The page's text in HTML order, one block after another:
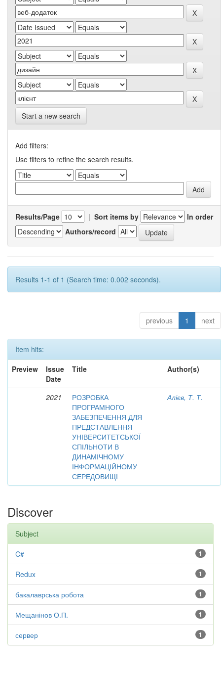
Start a new search
Add filters:
Use filters to refine the search results.
Results/Page | Sort items by
In order
Authors/record
Results 1-1 of 1 (Search time: 0.002 seconds).
previous 1 next
Item hits:
Preview
Issue
Date
Title Author(s)
2021
РОЗРОБКА
ПРОГРАМНОГО
ЗАБЕЗПЕЧЕННЯ ДЛЯ
ПРЕДСТАВЛЕННЯ
УНІВЕРСИТЕТСЬКОЇ
СПІЛЬНОТИ В
ДИНАМІЧНОМУ
ІНФОРМАЦІЙНОМУ
СЕРЕДОВИЩІ
Алієв, Т. Т.
Discover
Subject
1
C#
1
Redux
1
бакалаврська робота
1
Мещанінов О.П.
1
сервер